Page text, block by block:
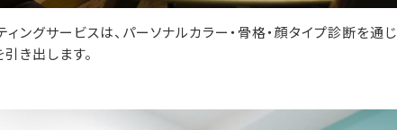
ングサービスは、パーソナルカラー・骨格・顔タイプ診断を通じ
き出します。